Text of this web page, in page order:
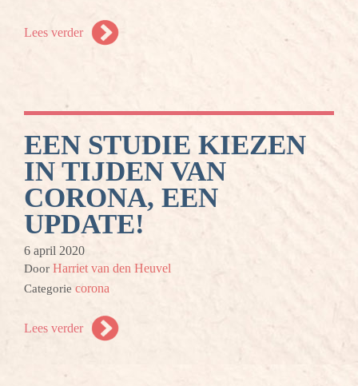
Lees verder
EEN STUDIE KIEZEN
IN TIJDEN VAN
CORONA, EEN
UPDATE!
6 april 2020
Door Harriet van den Heuvel
Categorie corona
Lees verder